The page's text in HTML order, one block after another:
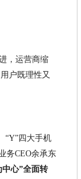
，运营商缩
户既理性又
“Y”四大手机
务CEO余承东
心”全面转